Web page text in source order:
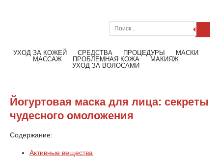
УХОД ЗА КОЖЕЙ СРЕДСТВА ПРОЦЕДУРЫ
МАСКИ
МАССАЖ
ПРОБЛЕМНАЯ КОЖА
МАКИЯЖ
УХОД ЗА ВОЛОСАМИ
Йогуртовая маска для лица: секреты
чудесного омоложения
Содержание:
Активные вещества